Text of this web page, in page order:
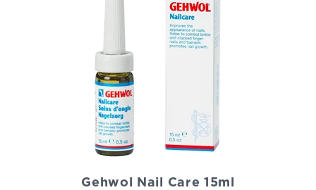
Gehwol Nail Care 15ml